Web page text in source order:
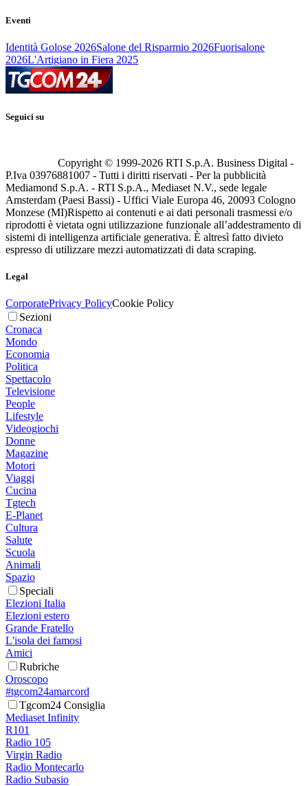
Eventi
Identità Golose 2026Salone del Risparmio 2026Fuorisalone
2026L'Artigiano in Fiera 2025
Seguici su
Copyright © 1999-2026 RTI S.p.A. Business Digital -
P.Iva 03976881007 - Tutti i diritti riservati - Per la pubblicità
Mediamond S.p.A. - RTI S.p.A., Mediaset N.V., sede legale
Amsterdam (Paesi Bassi) - Uffici Viale Europa 46, 20093 Cologno
Monzese (MI)Rispetto ai contenuti e ai dati personali trasmessi e/o
riprodotti è vietata ogni utilizzazione funzionale all’addestramento di
sistemi di intelligenza artificiale generativa. È altresì fatto divieto
espresso di utilizzare mezzi automatizzati di data scraping.
Legal
CorporatePrivacy PolicyCookie Policy
Sezioni
Cronaca
Mondo
Economia
Politica
Spettacolo
Televisione
People
Lifestyle
Videogiochi
Donne
Magazine
Motori
Viaggi
Cucina
Tgtech
E-Planet
Cultura
Salute
Scuola
Animali
Spazio
Speciali
Elezioni Italia
Elezioni estero
Grande Fratello
L'isola dei famosi
Amici
Rubriche
Oroscopo
#tgcom24amarcord
Tgcom24 Consiglia
Mediaset Infinity
R101
Radio 105
Virgin Radio
Radio Montecarlo
Radio Subasio